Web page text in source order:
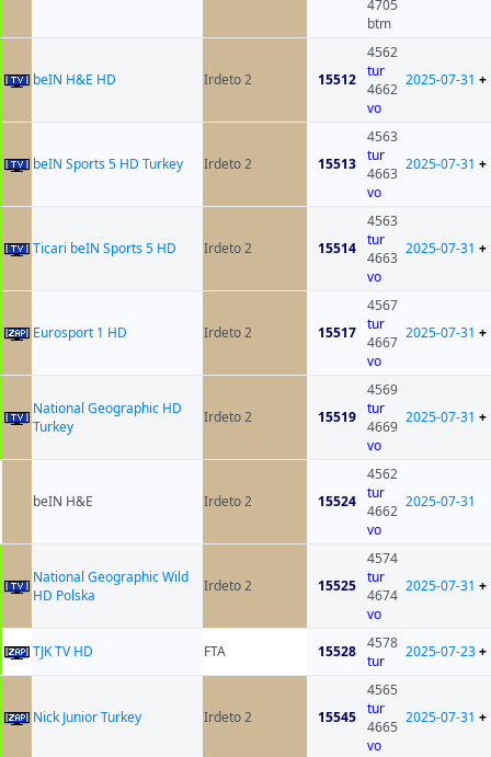
4705
btm
beIN H&E HD Irdeto 2 15512
4562
tur
4662
vo
2025-07-31 +
beIN Sports 5 HD Turkey Irdeto 2 15513
4563
tur
4663
vo
2025-07-31 +
Ticari beIN Sports 5 HD Irdeto 2 15514
4563
tur
4663
vo
2025-07-31 +
Eurosport 1 HD Irdeto 2 15517
4567
tur
4667
vo
2025-07-31 +
National Geographic HD
Turkey
Irdeto 2 15519
4569
tur
4669
vo
2025-07-31 +
beIN H&E Irdeto 2 15524
4562
tur
4662
vo
2025-07-31
National Geographic Wild
HD Polska
Irdeto 2 15525
4574
tur
4674
vo
2025-07-31 +
TJK TV HD FTA 15528
4578
tur
2025-07-23+
Nick Junior Turkey Irdeto 2 15545
4565
tur
4665
vo
2025-07-31 +